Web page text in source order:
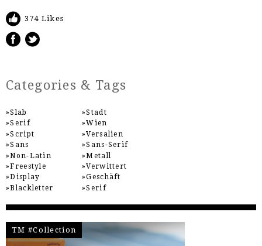
374 Likes
Categories & Tags
Slab
Serif
Script
Sans
Non-Latin
Freestyle
Display
Blackletter
Stadt
Wien
Versalien
Sans-Serif
Metall
Verwittert
Geschäft
Serif
TM #Collection